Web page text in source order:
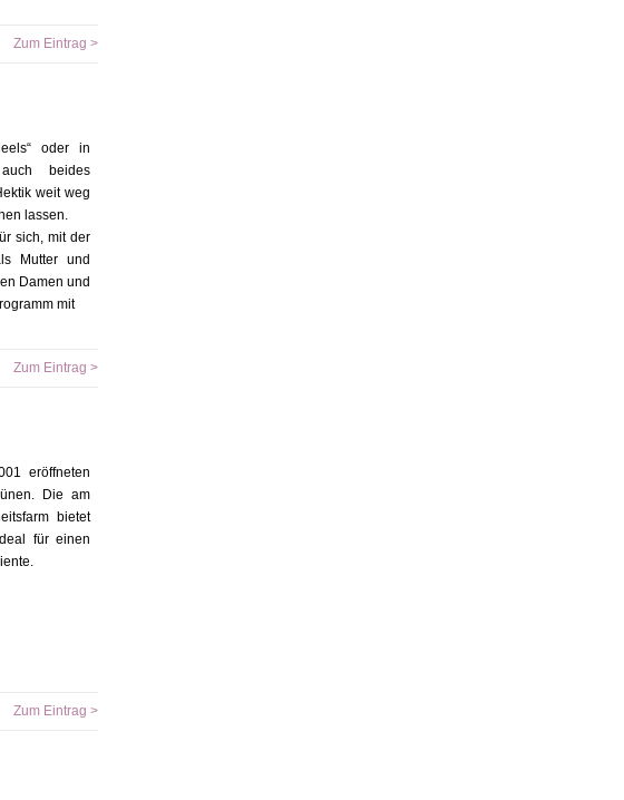
Zum Eintrag >
oder in
beides
weit weg
lassen.
sich, mit der
Mutter und
Damen und
mit
Zum Eintrag >
eröffneten
Die am
bietet
für einen
Zum Eintrag >